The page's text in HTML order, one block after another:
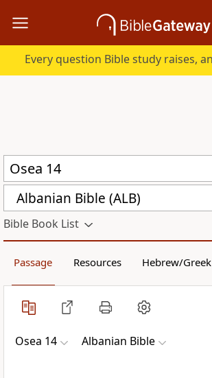
Albanian Bible (ALB)
Bible Book List
Passage Resources Hebrew/Greek
Osea 14 Albanian Bible